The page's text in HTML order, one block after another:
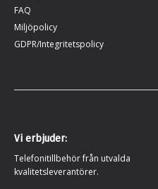
FAQ
Miljöpolicy
GDPR/Integritetspolicy
Vi erbjuder:
Telefonitillbehör från utvalda
kvalitetsleverantörer.